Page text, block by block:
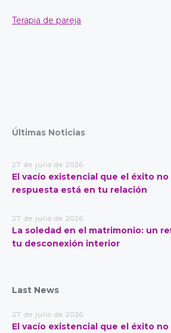
Terapia de pareja
Últimas Noticias
27 de julio de 2026
El vacío existencial que el éxito no
respuesta está en tu relación
27 de julio de 2026
La soledad en el matrimonio: un
tu desconexión interior
Last News
27 de julio de 2026
El vacío existencial que el éxito no